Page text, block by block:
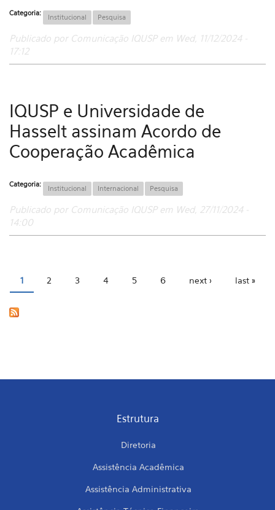
Categoria: Institucional Pesquisa
Publicado por Comunicação IQUSP em Wed, 11/12/2024 -
17:12
IQUSP e Universidade de
Hasselt assinam Acordo de
Cooperação Acadêmica
Categoria: Institucional Internacional Pesquisa
Publicado por Comunicação IQUSP em Wed, 27/11/2024 -
14:00
Pages
1 2 3 4 5 6 next › last »
Estrutura
Diretoria
Assistência Acadêmica
Assistência Administrativa